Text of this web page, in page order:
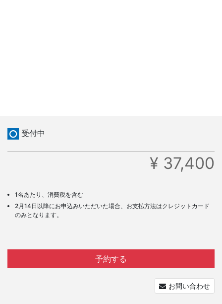
受付中
¥ 37,400
1名あたり、消費税を含む
2月14日以降にお申込みいただいた場合、お支払方法はクレジットカード
のみとなります。
予約する
お問い合わせ